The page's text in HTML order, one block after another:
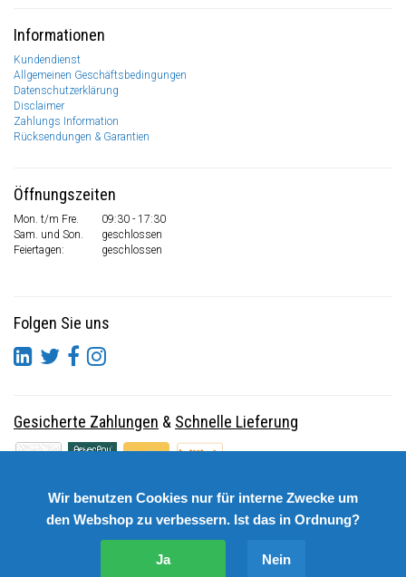
Informationen
Kundendienst
Allgemeinen Geschäftsbedingungen
Datenschutzerklärung
Disclaimer
Zahlungs Information
Rücksendungen & Garantien
Öffnungszeiten
Mon. t/m Fre.
09:30 - 17:30
Sam. und Son.
geschlossen
Feiertagen:
geschlossen
Folgen Sie uns
Gesicherte Zahlungen & Schnelle Lieferung
Wir benutzen Cookies nur für interne Zwecke um
den Webshop zu verbessern. Ist das in Ordnung?
Ja Nein